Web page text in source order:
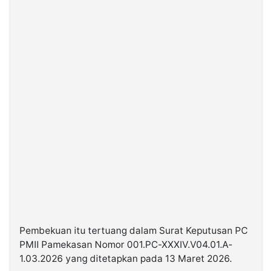
Pembekuan itu tertuang dalam Surat Keputusan PC
PMII Pamekasan Nomor 001.PC-XXXIV.V04.01.A-
1.03.2026 yang ditetapkan pada 13 Maret 2026.